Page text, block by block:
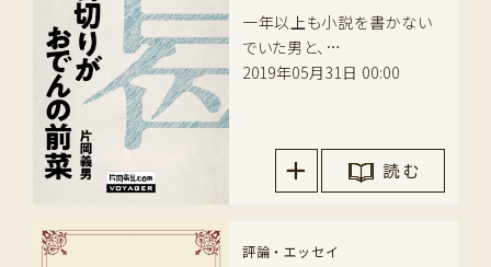
一年以上も小説を書かない
でいた男と、…
2019年05月31日 00:00
読 む
評論・エッセイ